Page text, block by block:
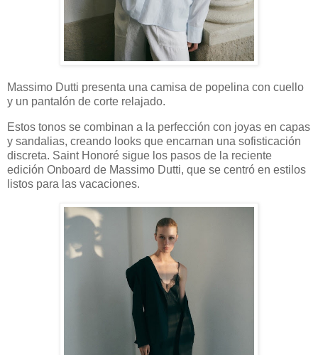
Massimo Dutti presenta una camisa de popelina con cuello
y un pantalón de corte relajado.
Estos tonos se combinan a la perfección con joyas en capas
y sandalias, creando looks que encarnan una sofisticación
discreta. Saint Honoré sigue los pasos de la reciente
edición Onboard de Massimo Dutti, que se centró en estilos
listos para las vacaciones.